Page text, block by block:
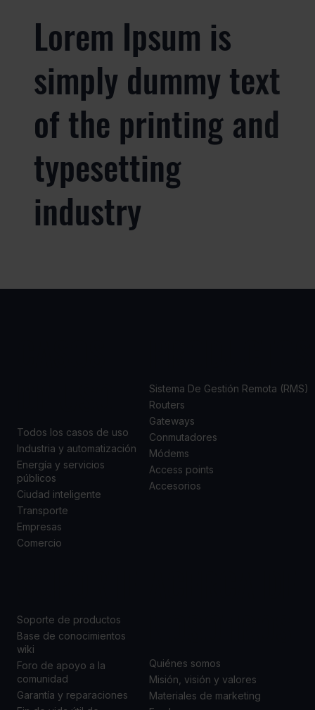
Lorem Ipsum is
simply dummy text
of the printing and
typesetting
industry
Todos los casos de uso
Industria y automatización
Energía y servicios
públicos
Ciudad inteligente
Transporte
Empresas
Comercio
Sistema De Gestión Remota (RMS)
Routers
Gateways
Conmutadores
Módems
Access points
Accesorios
Soporte de productos
Base de conocimientos
wiki
Foro de apoyo a la
comunidad
Garantía y reparaciones
Quiénes somos
Misión, visión y valores
Materiales de marketing